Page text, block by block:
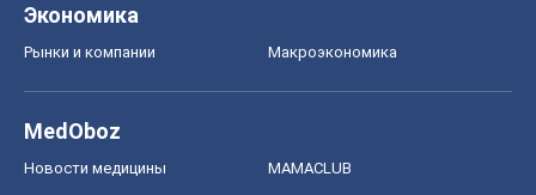
Экономика
Рынки и компании Mакроэкономика
MedOboz
Новости медицины MAMACLUB